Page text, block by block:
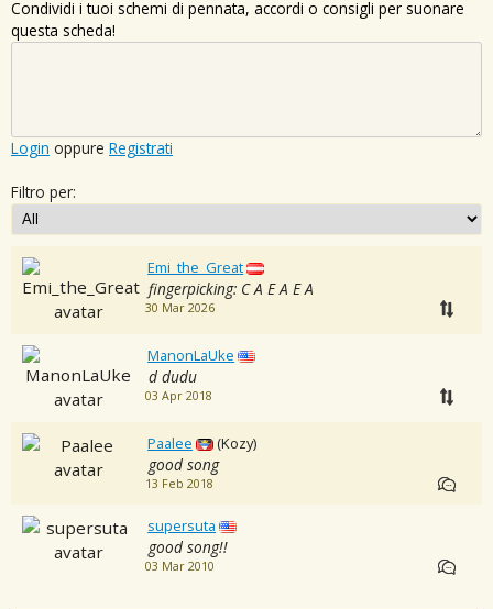
Condividi i tuoi schemi di pennata, accordi o consigli per suonare
questa scheda!
Login oppure Registrati
Filtro per:
Emi_the_Great
fingerpicking: C A E A E A
30 Mar 2026
ManonLaUke
d dudu
03 Apr 2018
Paalee (Kozy)
good song
13 Feb 2018
supersuta
good song!!
03 Mar 2010